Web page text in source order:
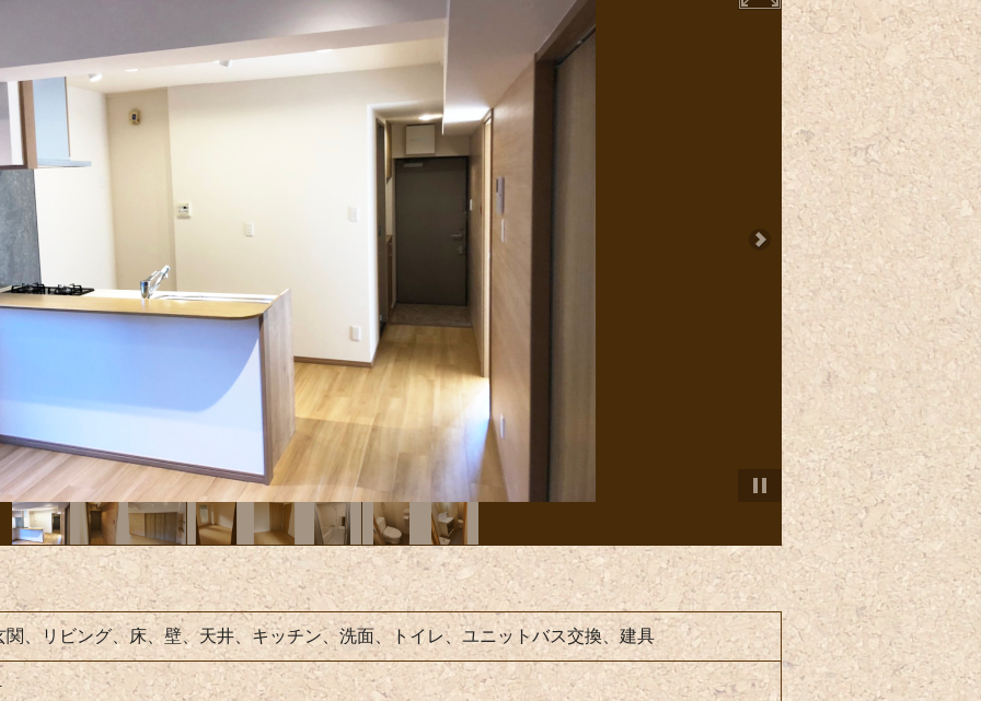
関、リビング、床、壁、天井、キッチン、洗面、トイレ、ユニットバス交換、建具